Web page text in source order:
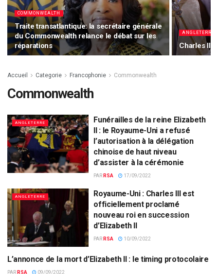
COMMONWEALTH
Traite transatlantique: la secrétaire générale
du Commonwealth relance le débat sur les
réparations
ANGLETERRE
Charles III
Accueil Categorie Francophonie Commonwealth
Commonwealth
ANGLETERRE
Funérailles de la reine Elizabeth
II : le Royaume-Uni a refusé
l’autorisation à la délégation
chinoise de haut niveau
d’assister à la cérémonie
PAR RSA 17/09/2022
ANGLETERRE
Royaume-Uni : Charles III est
officiellement proclamé
nouveau roi en succession
d’Elizabeth II
PAR RSA 10/09/2022
ANGLETERRE
L’annonce de la mort d’Elizabeth II : le timing protocolaire
PAR RSA 09/09/2022